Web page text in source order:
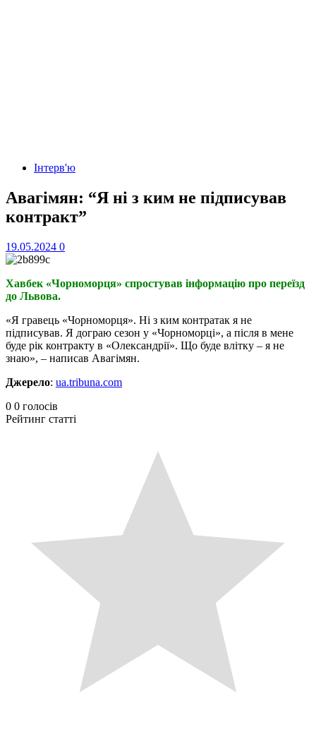
Інтерв'ю
Авагімян: “Я ні з ким не підписував
контракт”
19.05.2024 0
Хавбек «Чорноморця» спростував інформацію про переїзд
до Львова.
«Я гравець «Чорноморця». Ні з ким контратак я не
підписував. Я дограю сезон у «Чорноморці», а після в мене
буде рік контракту в «Олександрії». Що буде влітку – я не
знаю», – написав Авагімян.
Джерело: ua.tribuna.com
0 0 голосів
Рейтинг статті